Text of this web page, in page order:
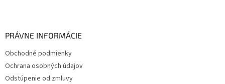
PRÁVNE INFORMÁCIE
Obchodné podmienky
Ochrana osobných údajov
Odstúpenie od zmluvy